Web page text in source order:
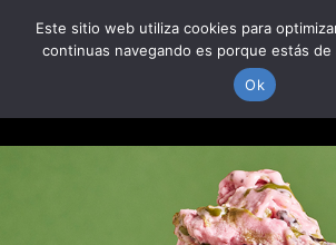
DÓNDE ESTAMOS
Este sitio web utiliza cookies para
continuas navegando es porque estás
Ok